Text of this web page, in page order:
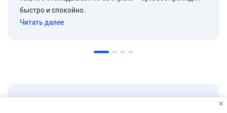
быстро и спокойно.
Читать далее